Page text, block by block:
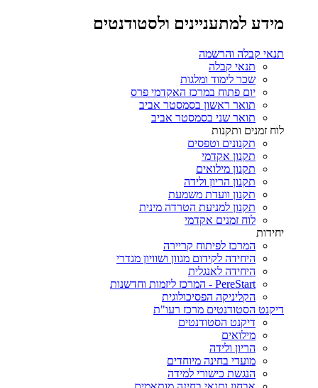
מידע למתעניינים ולסטודנטים
תנאי קבלה והרשמה
תנאי קבלה
שכר לימוד ומלגות
יום פתוח במרכז האקדמי פרס
תואר ראשון בסמסטר אביב
תואר שני בסמסטר אביב
לוח זמנים ותקנות
תקנונים וטפסים
תקנון אקדמי
תקנון מילואים
תקנון הריון ולידה
תקנון וועדת משמעת
תקנון למניעת הטרדה מינית
לוח זמנים אקדמי
יחידות
המרכז לפיתוח קריירה
היחידה לקידום מגוון ושוויון מגדרי
היחידה לאנגלית
PereStart - המרכז ליזמות וחדשנות
הקליניקה הפסיכולוגית
דיקנט הסטודנטים מרכז רעו"ת
דיקנט הסטודנטים
מילואים
הריון ולידה
מועדי בחינה מיוחדים
הנגשת כישורי למידה